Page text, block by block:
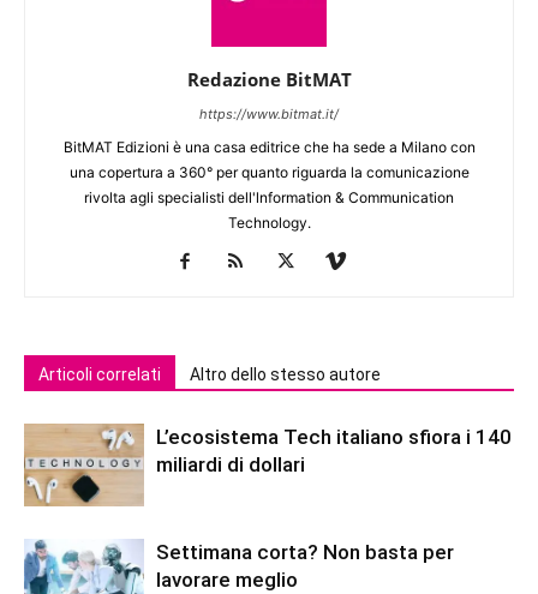
Redazione BitMAT
https://www.bitmat.it/
BitMAT Edizioni è una casa editrice che ha sede a Milano con
una copertura a 360° per quanto riguarda la comunicazione
rivolta agli specialisti dell'lnformation & Communication
Technology.
Articoli correlati Altro dello stesso autore
L’ecosistema Tech italiano sfiora i 140
miliardi di dollari
Settimana corta? Non basta per
lavorare meglio